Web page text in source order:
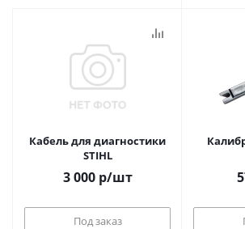
Кабель для диагностики
STIHL
3 000р/шт
Под заказ